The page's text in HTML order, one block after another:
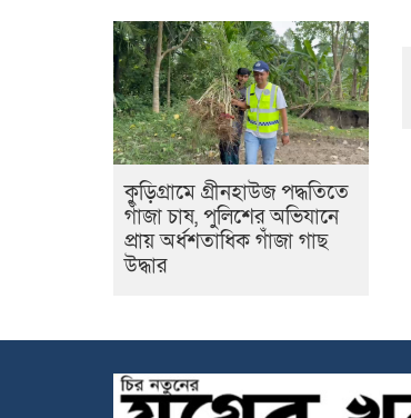
কুড়িগ্রামে গ্রীনহাউজ পদ্ধতিতে
গাঁজা চাষ, পুলিশের অভিযানে
প্রায় অর্ধশতাধিক গাঁজা গাছ
উদ্ধার